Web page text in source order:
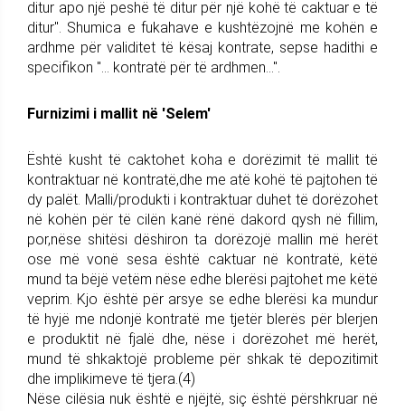
ditur apo një peshë të ditur për një kohë të caktuar e të
ditur". Shumica e fukahave e kushtëzojnë me kohën e
ardhme për validitet të kësaj kontrate, sepse hadithi e
specifikon "... kontratë për të ardhmen...".
Furnizimi i mallit në 'Selem'
Është kusht të caktohet koha e dorëzimit të mallit të
kontraktuar në kontratë,dhe me atë kohë të pajtohen të
dy palët. Malli/produkti i kontraktuar duhet të dorëzohet
në kohën për të cilën kanë rënë dakord qysh në fillim,
por,nëse shitësi dëshiron ta dorëzojë mallin më herët
ose më vonë sesa është caktuar në kontratë, këtë
mund ta bëjë vetëm nëse edhe blerësi pajtohet me këtë
veprim. Kjo është për arsye se edhe blerësi ka mundur
të hyjë me ndonjë kontratë me tjetër blerës për blerjen
e produktit në fjalë dhe, nëse i dorëzohet më herët,
mund të shkaktojë probleme për shkak të depozitimit
dhe implikimeve të tjera.(4)
Nëse cilësia nuk është e njëjtë, siç është përshkruar në